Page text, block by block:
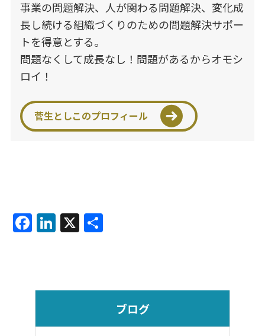
事業の問題解決、人が関わる問題解決、変化成
長し続ける組織づくりのための問題解決サポー
トを得意とする。
問題なくして成長なし！問題があるからオモシ
ロイ！
菅生としこのプロフィール
F
b
Li
dI
X 共
ブログ